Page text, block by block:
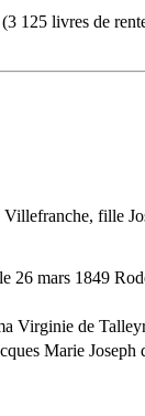
livres de
fille
mars 1849
Virginie de
Marie Joseph